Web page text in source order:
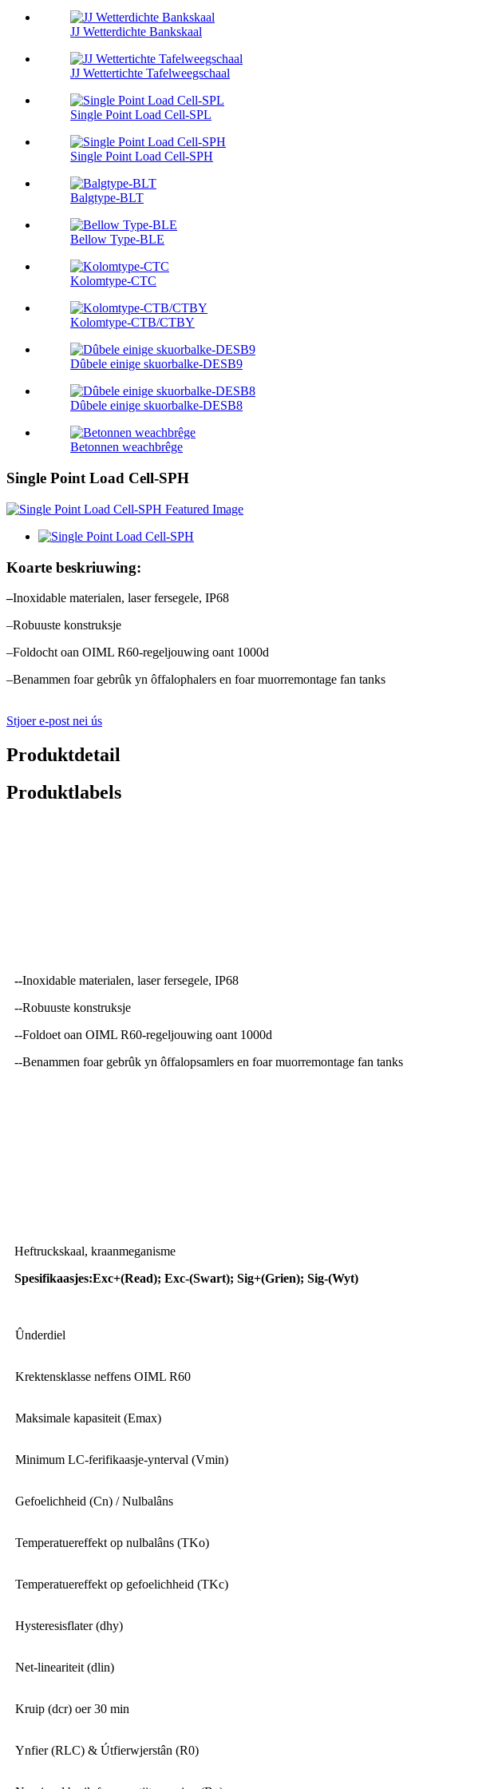
JJ Wetterdichte Bankskaal
JJ Wettertichte Tafelweegschaal
Single Point Load Cell-SPL
Single Point Load Cell-SPH
Balgtype-BLT
Bellow Type-BLE
Kolomtype-CTC
Kolomtype-CTB/CTBY
Dûbele einige skuorbalke-DESB9
Dûbele einige skuorbalke-DESB8
Betonnen weachbrêge
Single Point Load Cell-SPH
Koarte beskriuwing:
–Inoxidable materialen, laser fersegele, IP68
–Robuuste konstruksje
–Foldocht oan OIML R60-regeljouwing oant 1000d
–Benammen foar gebrûk yn ôffalophalers en foar muorremontage fan tanks
Stjoer e-post nei ús
Produktdetail
Produktlabels
--Inoxidable materialen, laser fersegele, IP68
--Robuuste konstruksje
--Foldoet oan OIML R60-regeljouwing oant 1000d
--Benammen foar gebrûk yn ôffalopsamlers en foar muorremontage fan tanks
Heftruckskaal, kraanmeganisme
Spesifikaasjes:Exc+(Read); Exc-(Swart); Sig+(Grien); Sig-(Wyt)
Ûnderdiel
Krektensklasse neffens OIML R60
Maksimale kapasiteit (Emax)
Minimum LC-ferifikaasje-ynterval (Vmin)
Gefoelichheid (Cn) / Nulbalâns
Temperatuereffekt op nulbalâns (TKo)
Temperatuereffekt op gefoelichheid (TKc)
Hysteresisflater (dhy)
Net-lineariteit (dlin)
Kruip (dcr) oer 30 min
Ynfier (RLC) & Útfierwjerstân (R0)